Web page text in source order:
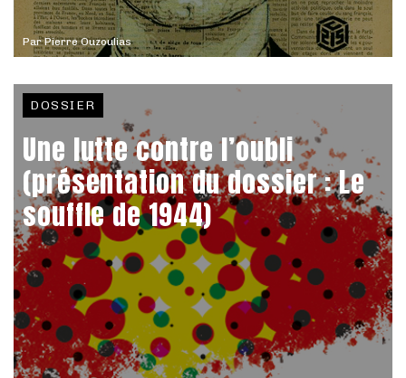
ParPierre Ouzoulias
DOSSIER
Une lutte contre l’oubli
(présentation du dossier : Le
souffle de 1944)